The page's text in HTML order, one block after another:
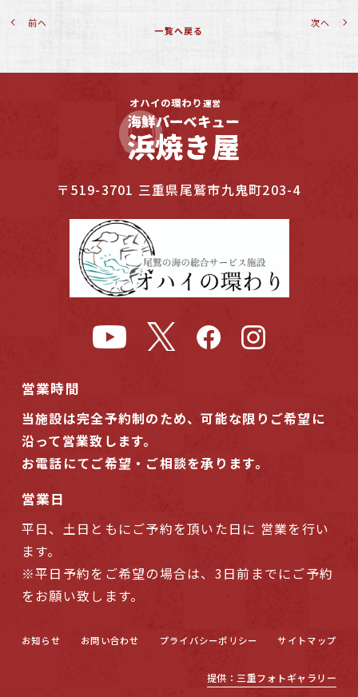
前へ
一覧へ戻る
次へ
〒519-3701 三重県尾鷲市九鬼町203-4
営業時間
当施設は完全予約制のため、可能な限りご希望に
沿って営業致します。
お電話にてご希望・ご相談を承ります。
営業日
平日、土日ともにご予約を頂いた日に 営業を行い
ます。
※平日予約をご希望の場合は、3日前までにご予約
をお願い致します。
お知らせ お問い合わせ プライバシーポリシー サイトマップ
提供：三重フォトギャラリー